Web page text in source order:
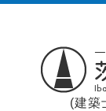
(建築